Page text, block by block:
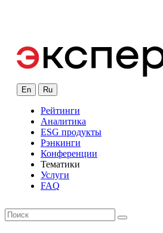
En Ru
Рейтинги
Аналитика
ESG продукты
Рэнкинги
Конференции
Тематики
Услуги
FAQ